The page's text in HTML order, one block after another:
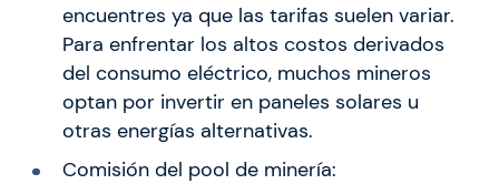
encuentres ya que las tarifas suelen variar.
Para enfrentar los altos costos derivados
del consumo eléctrico, muchos mineros
optan por invertir en paneles solares u
otras energías alternativas.
Comisión del pool de minería: